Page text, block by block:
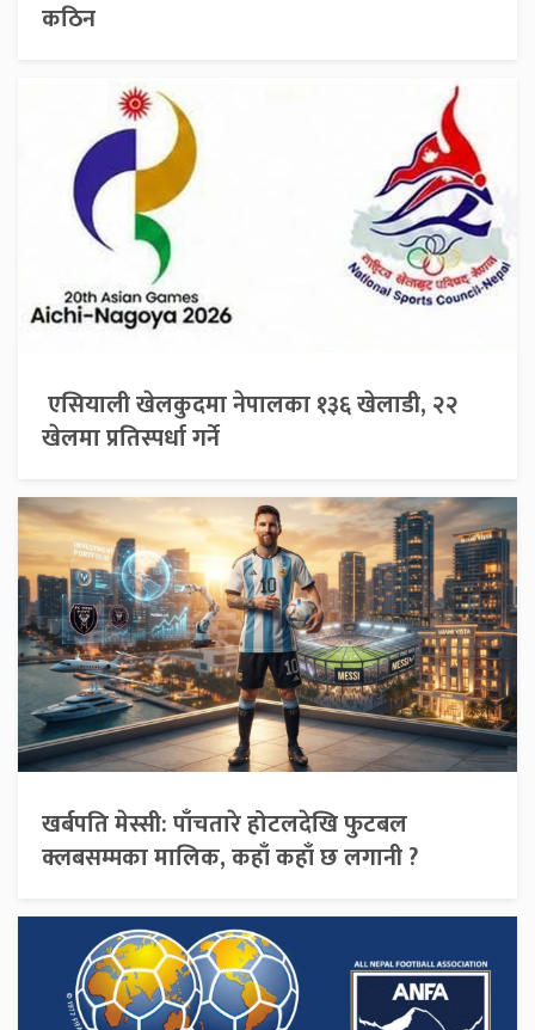
कठिन
एसियाली खेलकुदमा नेपालका १३६ खेलाडी, २२
खेलमा प्रतिस्पर्धा गर्ने
खर्बपति मेस्सी: पाँचतारे होटलदेखि फुटबल
क्लबसम्मका मालिक, कहाँ कहाँ छ लगानी ?